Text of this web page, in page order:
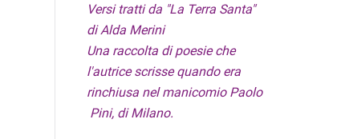
Versi tratti da "La Terra Santa"
di Alda Merini
Una raccolta di poesie che
l'autrice scrisse quando era
rinchiusa nel manicomio Paolo
Pini, di Milano.